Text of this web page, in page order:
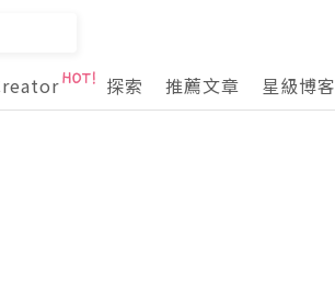
探索 推薦文章 星級博客